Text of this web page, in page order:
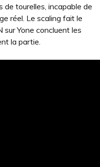
tourelles, incapable de
réel. Le scaling fait le
sur Yone concluent les
la partie.